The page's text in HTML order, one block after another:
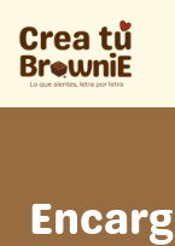
contenido